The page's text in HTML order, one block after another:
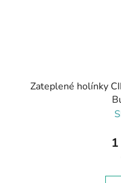
Zateplené holínky